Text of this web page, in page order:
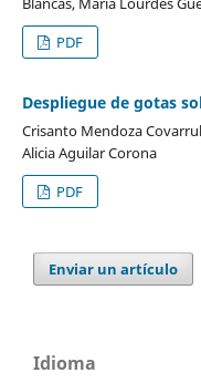
PDF
Despliegue de gotas
Crisanto Mendoza
Alicia Aguilar Corona
PDF
Enviar un artículo
Idioma